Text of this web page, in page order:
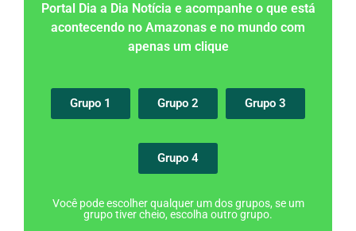
Portal Dia a Dia Notícia e acompanhe o que está
acontecendo no Amazonas e no mundo com
apenas um clique
Grupo 1 Grupo 2 Grupo 3
Grupo 4
Você pode escolher qualquer um dos grupos, se um
grupo tiver cheio, escolha outro grupo.